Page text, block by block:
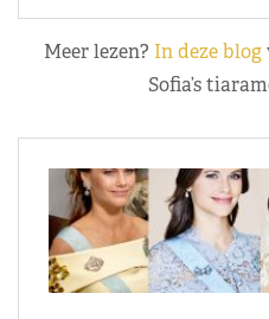
Meer lezen? In deze blog
Sofia’s